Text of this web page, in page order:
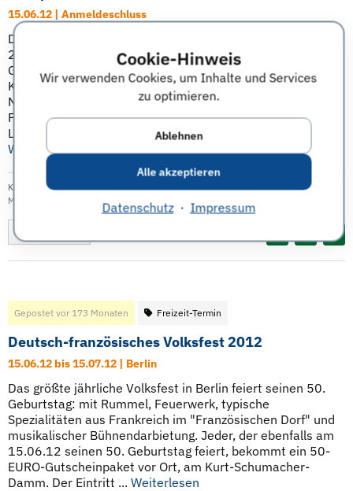
Cookie-Hinweis
Wir verwenden Cookies, um Inhalte und Services
zu optimieren.
Ablehnen
Alle akzeptieren
Datenschutz· Impressum
15.06.12 | Anmeldeschluss
Das Deutsche Zentrum für Luft- und Raumfahrt (DLR) lädt
200 Studenten der Ingenieurwissenschaften,
Geowissenschaften, Physik, IT und Mathematik zum
Karrieretag nach Oberpfaffenhofen bei München ein.
Neben verschiedenen Führungen durch die
Forschungsinstitute und Fachvorträgen zu den Themen
Luft- und Raumfahrt, Energie, Verkehr und Sicherheit ...
Weiterlesen
Kategorie:Karriere|Veröffentlicht am: 17.05.2012| Tags:Karrieretag,DLR,
München
Gepostet vor 173 Monaten Freizeit-Termin
Deutsch-französisches Volksfest 2012
15.06.12 bis 15.07.12 | Berlin
Das größte jährliche Volksfest in Berlin feiert seinen 50.
Geburtstag: mit Rummel, Feuerwerk, typische
Spezialitäten aus Frankreich im "Französischen Dorf" und
musikalischer Bühnendarbietung. Jeder, der ebenfalls am
15.06.12 seinen 50. Geburtstag feiert, bekommt ein 50-
EURO-Gutscheinpaket vor Ort, am Kurt-Schumacher-
Damm. Der Eintritt ... Weiterlesen